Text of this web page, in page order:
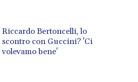
Riccardo Bertoncelli, lo
scontro con Guccini? 'Ci
volevamo bene'